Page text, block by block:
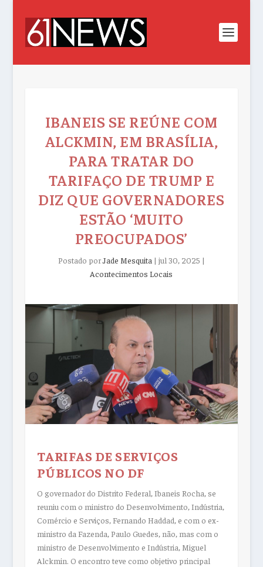
IBANEIS SE REÚNE COM
ALCKMIN, EM BRASÍLIA,
PARA TRATAR DO
TARIFAÇO DE TRUMP E
DIZ QUE GOVERNADORES
ESTÃO ‘MUITO
PREOCUPADOS’
Postado porJade Mesquita | jul 30, 2025 |
Acontecimentos Locais
TARIFAS DE SERVIÇOS
PÚBLICOS NO DF
O governador do Distrito Federal, Ibaneis Rocha, se
reuniu com o ministro do Desenvolvimento, Indústria,
Comércio e Serviços, Fernando Haddad, e com o ex-
ministro da Fazenda, Paulo Guedes, não, mas com o
ministro de Desenvolvimento e Indústria, Miguel
Alckmin. O encontro teve como objetivo principal